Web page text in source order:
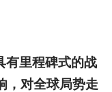
有里程碑式的战
，对全球局势走